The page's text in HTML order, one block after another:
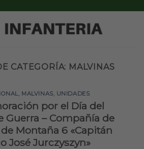
CATEGORÍA: MALVINAS
, MALVINAS, UNIDADES
por el Día del
Guerra – Compañía de
Montaña 6 «Capitán
José Jurczyszyn»